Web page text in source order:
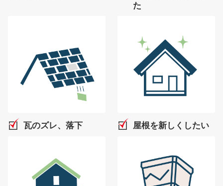
た
瓦のズレ、落下 屋根を新しくしたい